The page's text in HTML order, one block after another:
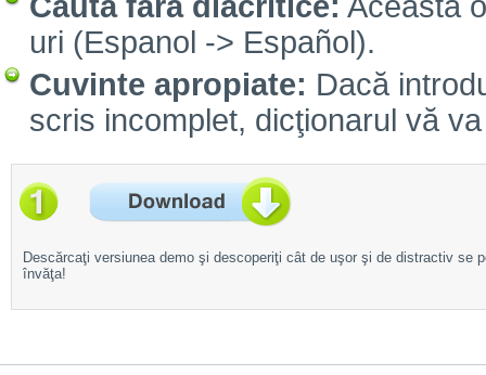
uri (Espanol -> Español).
Cuvinte apropiate: Dacă
scris incomplet, dicţionarul vă
Descărcaţi versiunea demo şi descoperiţi cât de uşor şi de distractiv se
învăţa!